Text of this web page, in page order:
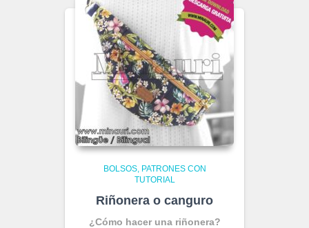
BOLSOS
PATRONES CON
TUTORIAL
Riñonera o canguro
¿Cómo hacer una riñonera?